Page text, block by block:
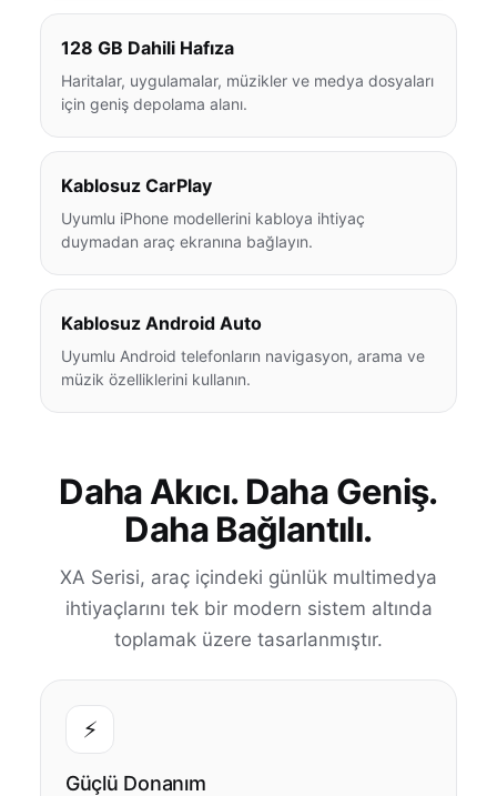
128 GB Dahili Hafıza
Haritalar, uygulamalar, müzikler ve medya dosyaları
için geniş depolama alanı.
Kablosuz CarPlay
Uyumlu iPhone modellerini kabloya ihtiyaç
duymadan araç ekranına bağlayın.
Kablosuz Android Auto
Uyumlu Android telefonların navigasyon, arama ve
müzik özelliklerini kullanın.
Daha Akıcı. Daha Geniş.
Daha Bağlantılı.
XA Serisi, araç içindeki günlük multimedya
ihtiyaçlarını tek bir modern sistem altında
toplamak üzere tasarlanmıştır.
⚡
Güçlü Donanım